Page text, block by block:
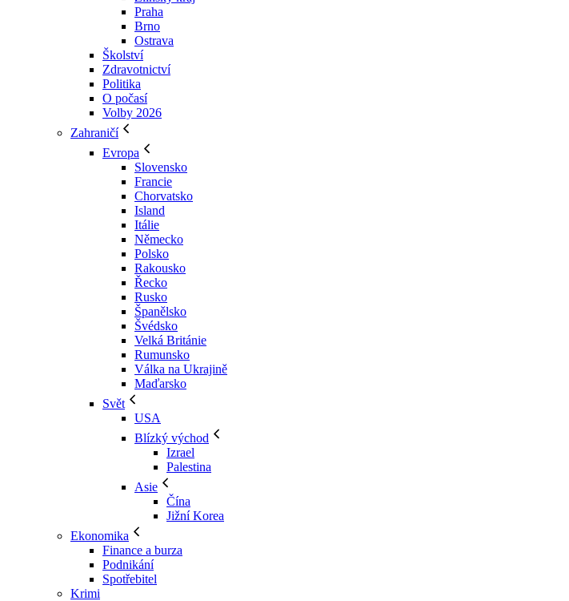
Praha
Brno
Ostrava
Školství
Zdravotnictví
Politika
O počasí
Volby 2026
Zahraničí
Evropa
Slovensko
Francie
Chorvatsko
Island
Itálie
Německo
Polsko
Rakousko
Řecko
Rusko
Španělsko
Švédsko
Velká Británie
Rumunsko
Válka na Ukrajině
Maďarsko
Svět
USA
Blízký východ
Izrael
Palestina
Asie
Čína
Jižní Korea
Ekonomika
Finance a burza
Podnikání
Spotřebitel
Krimi